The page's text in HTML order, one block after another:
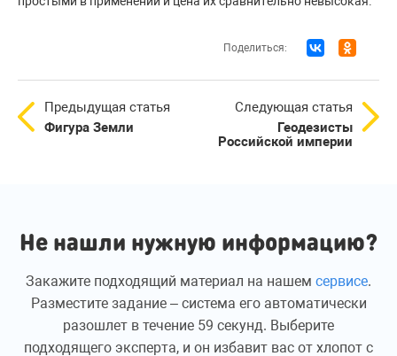
Поделиться:
Предыдущая статья
Фигура Земли
Следующая статья
Геодезисты
Российской империи
Не нашли нужную информацию?
Закажите подходящий материал на нашем сервисе.
Разместите задание – система его автоматически
разошлет в течение 59 секунд. Выберите
подходящего эксперта, и он избавит вас от хлопот с